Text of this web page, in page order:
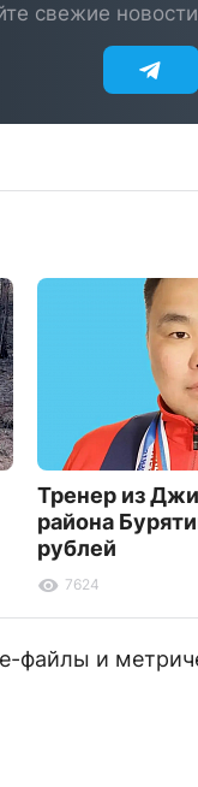
свежие
Тренер из
района
рублей
7624
файлы и